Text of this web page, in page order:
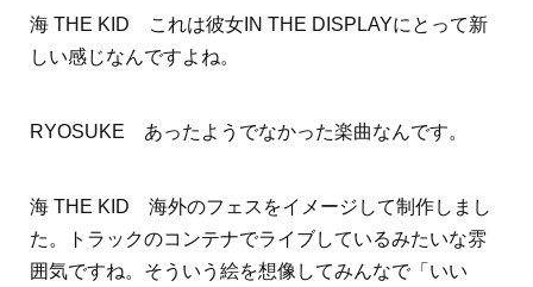
海 THE KID これは彼女IN THE DISPLAYにとって新
しい感じなんですよね。
RYOSUKE あったようでなかった楽曲なんです。
海 THE KID 海外のフェスをイメージして制作しまし
た。トラックのコンテナでライブしているみたいな雰
囲気ですね。そういう絵を想像してみんなで「いい